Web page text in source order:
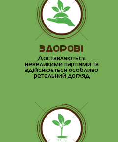
ЗДОРОВІ
Доставляються
невеликими партіями та
здійснюється особливо
ретельний догляд